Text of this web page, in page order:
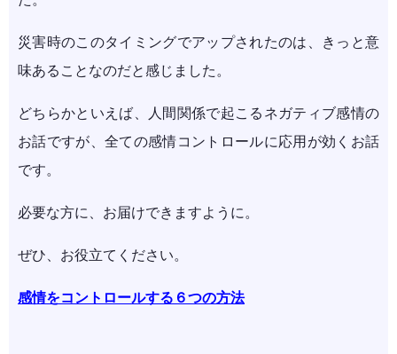
災害時のこのタイミングでアップされたのは、きっと意
味あることなのだと感じました。
どちらかといえば、人間関係で起こるネガティブ感情の
お話ですが、全ての感情コントロールに応用が効くお話
です。
必要な方に、お届けできますように。
ぜひ、お役立てください。
感情をコントロールする６つの方法